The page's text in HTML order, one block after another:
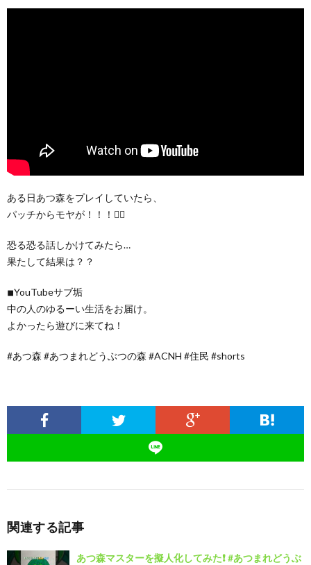
ある日あつ森をプレイしていたら、
パッチからモヤが！！！😶‍🌫️
恐る恐る話しかけてみたら…
果たして結果は？？
◾︎YouTubeサブ垢
中の人のゆるーい生活をお届け。
よかったら遊びに来てね！
#あつ森 #あつまれどうぶつの森 #ACNH #住民 #shorts
関連する記事
あつ森マスターを擬人化してみた❗ #あつまれどうぶ